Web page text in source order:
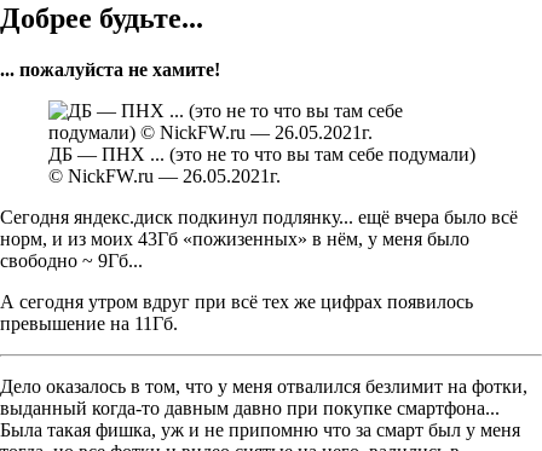
Добрее будьте...
... пожалуйста не хамите!
ДБ — ПНХ ... (это не то что вы там себе подумали)
© NickFW.ru — 26.05.2021г.
Сегодня яндекс.диск подкинул подлянку... ещё вчера было всё
норм, и из моих 43Гб «пожизенных» в нём, у меня было
свободно ~ 9Гб...
А сегодня утром вдруг при всё тех же цифрах появилось
превышение на 11Гб.
Дело оказалось в том, что у меня отвалился безлимит на фотки,
выданный когда-то давным давно при покупке смартфона...
Была такая фишка, уж и не припомню что за смарт был у меня